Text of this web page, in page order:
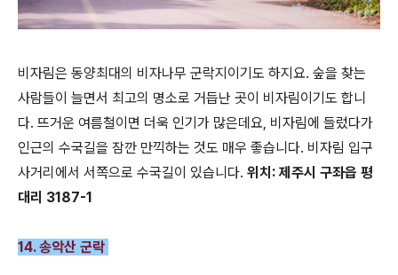
비자림은 동양최대의 비자나무 군락지이기도 하지요. 숲을 찾는
사람들이 늘면서 최고의 명소로 거듭난 곳이 비자림이기도 합니
다. 뜨거운 여름철이면 더욱 인기가 많은데요, 비자림에 들렀다가
인근의 수국길을 잠깐 만끽하는 것도 매우 좋습니다. 비자림 입구
사거리에서 서쪽으로 수국길이 있습니다. 위치: 제주시 구좌읍 평
대리 3187-1
14. 송악산 군락